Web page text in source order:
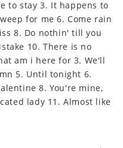
to stay 3. It happens to
for me 6. Come rain
8. Do nothin' till you
10. There is no
am i here for 3. We'll
5. Until tonight 6.
8. You're mine,
lady 11. Almost like